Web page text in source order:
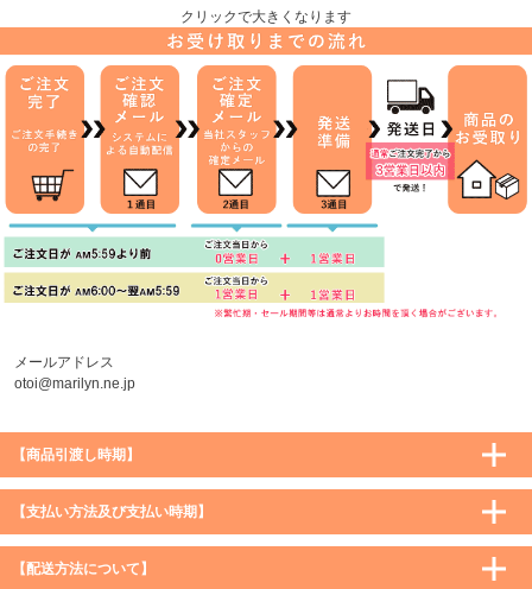
クリックで大きくなります
メールアドレス
otoi@marilyn.ne.jp
【商品引渡し時期】
【支払い方法及び支払い時期】
【配送方法について】